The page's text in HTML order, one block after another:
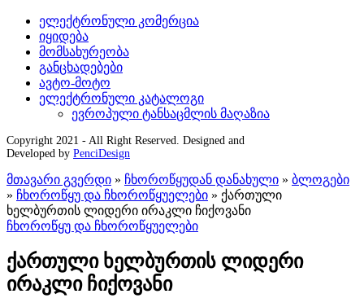
ელექტრონული კომერცია
იყიდება
მომსახურეობა
განცხადებები
ავტო-მოტო
ელექტრონული კატალოგი
ევროპული ტანსაცმლის მაღაზია
Copyright 2021 - All Right Reserved. Designed and
Developed by PenciDesign
მთავარი გვერდი » ჩხოროწყუდან დანახული » ბლოგები
» ჩხოროწყუ და ჩხოროწყუელები » ქართული
ხელბურთის ლიდერი ირაკლი ჩიქოვანი
ჩხოროწყუ და ჩხოროწყუელები
ქართული ხელბურთის ლიდერი
ირაკლი ჩიქოვანი